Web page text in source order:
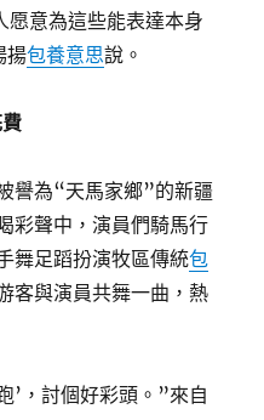
愿意為這些能表達本身
揚包養意思說。
譽為“天馬家鄉”的新疆
彩聲中，演員們騎馬行
舞足蹈扮演牧區傳統包
客與演員共舞一曲，熱
’，討個好彩頭。”來自